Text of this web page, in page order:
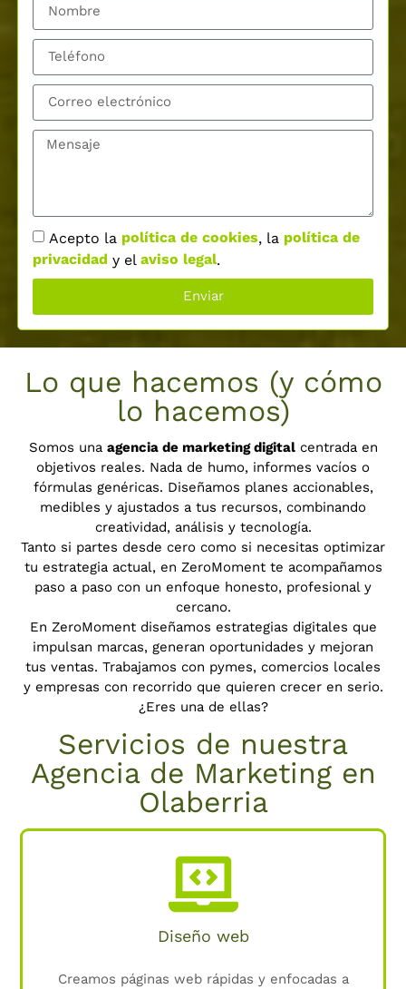
Acepto la política de cookies, la política de
privacidad y el aviso legal.
Enviar
Lo que hacemos (y cómo
lo hacemos)
Somos una agencia de marketing digitalcentrada en
objetivos reales. Nada de humo, informes vacíos o
fórmulas genéricas. Diseñamos planes accionables,
medibles y ajustados a tus recursos, combinando
creatividad, análisis y tecnología.
Tanto si partes desde cero como si necesitas optimizar
tu estrategia actual, en ZeroMoment te acompañamos
paso a paso con un enfoque honesto, profesional y
cercano.
En ZeroMoment diseñamos estrategias digitales que
impulsan marcas, generan oportunidades y mejoran
tus ventas. Trabajamos con pymes, comercios locales
y empresas con recorrido que quieren crecer en serio.
¿Eres una de ellas?
Servicios de nuestra
Agencia de Marketing en
Olaberria
Diseño web
Creamos páginas web rápidas y enfocadas a